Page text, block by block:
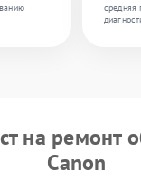
средняя
на ремонт
Canon